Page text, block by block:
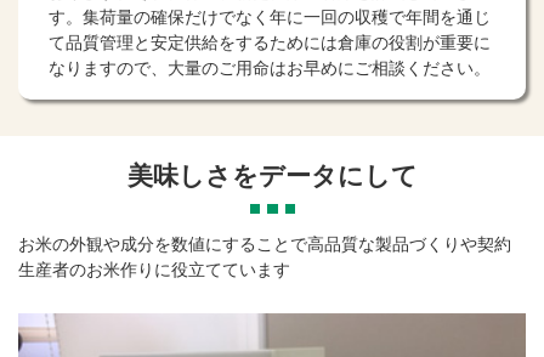
す。集荷量の確保だけでなく年に一回の収穫で年間を通じ
て品質管理と安定供給をするためには倉庫の役割が重要に
なりますので、大量のご用命はお早めにご相談ください。
美味しさをデータにして
お米の外観や成分を数値にすることで高品質な製品づくりや契約
生産者のお米作りに役立てています